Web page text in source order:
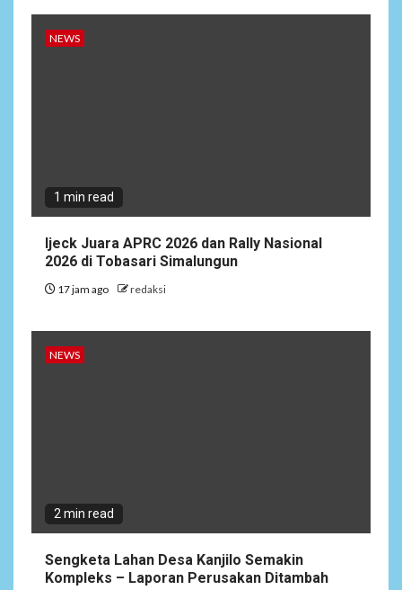
NEWS
1 min read
Ijeck Juara APRC 2026 dan Rally Nasional
2026 di Tobasari Simalungun
17 jam ago redaksi
NEWS
2 min read
Sengketa Lahan Desa Kanjilo Semakin
Kompleks – Laporan Perusakan Ditambah